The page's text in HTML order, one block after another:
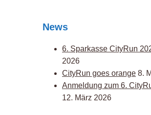
News
6. Sparkasse CityRun
2026
CityRun goes orange 8.
Anmeldung zum 6.
12. März 2026